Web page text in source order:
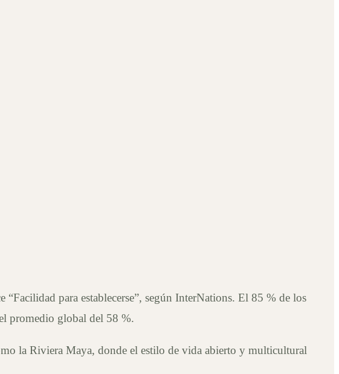
para establecerse”, según InterNations. El 85 % de los
promedio global del 58 %.
la Riviera Maya, donde el estilo de vida abierto y multicultural